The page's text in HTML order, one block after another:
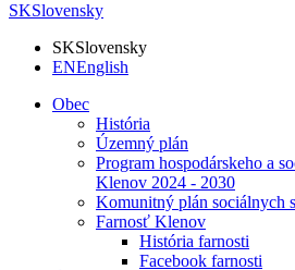
SKSlovensky
SKSlovensky
ENEnglish
Obec
História
Územný plán
Program hospodárskeho a
Klenov 2024 - 2030
Komunitný plán sociálnych
Farnosť Klenov
História farnosti
Facebook farnosti